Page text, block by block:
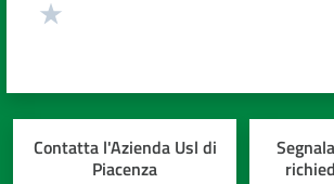
Contatta l'Azienda Usl di
Piacenza